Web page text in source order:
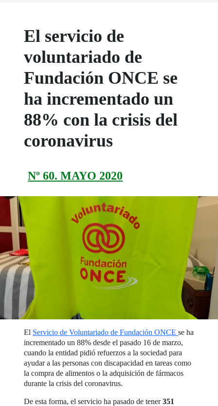
El servicio de
voluntariado de
Fundación ONCE se
ha incrementado un
88% con la crisis del
coronavirus
Nº 60. MAYO 2020
El Servicio de Voluntariado de Fundación ONCEse ha
incrementado un 88% desde el pasado 16 de marzo,
cuando la entidad pidió refuerzos a la sociedad para
ayudar a las personas con discapacidad en tareas como
la compra de alimentos o la adquisición de fármacos
durante la crisis del coronavirus.
De esta forma, el servicio ha pasado de tener351